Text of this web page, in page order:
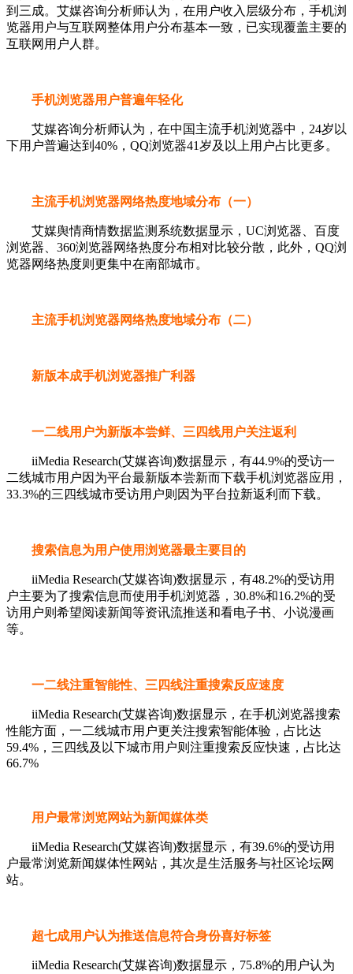
到三成。艾媒咨询分析师认为，在用户收入层级分布，手机浏
览器用户与互联网整体用户分布基本一致，已实现覆盖主要的
互联网用户人群。
手机浏览器用户普遍年轻化
艾媒咨询分析师认为，在中国主流手机浏览器中，24岁以
下用户普遍达到40%，QQ浏览器41岁及以上用户占比更多。
主流手机浏览器网络热度地域分布（一）
艾媒舆情商情数据监测系统数据显示，UC浏览器、百度
浏览器、360浏览器网络热度分布相对比较分散，此外，QQ浏
览器网络热度则更集中在南部城市。
主流手机浏览器网络热度地域分布（二）
新版本成手机浏览器推广利器
一二线用户为新版本尝鲜、三四线用户关注返利
iiMedia Research(艾媒咨询)数据显示，有44.9%的受访一
二线城市用户因为平台最新版本尝新而下载手机浏览器应用，
33.3%的三四线城市受访用户则因为平台拉新返利而下载。
搜索信息为用户使用浏览器最主要目的
iiMedia Research(艾媒咨询)数据显示，有48.2%的受访用
户主要为了搜索信息而使用手机浏览器，30.8%和16.2%的受
访用户则希望阅读新闻等资讯流推送和看电子书、小说漫画
等。
一二线注重智能性、三四线注重搜索反应速度
iiMedia Research(艾媒咨询)数据显示，在手机浏览器搜索
性能方面，一二线城市用户更关注搜索智能体验，占比达
59.4%，三四线及以下城市用户则注重搜索反应快速，占比达
66.7%
用户最常浏览网站为新闻媒体类
iiMedia Research(艾媒咨询)数据显示，有39.6%的受访用
户最常浏览新闻媒体性网站，其次是生活服务与社区论坛网
站。
超七成用户认为推送信息符合身份喜好标签
iiMedia Research(艾媒咨询)数据显示，75.8%的用户认为